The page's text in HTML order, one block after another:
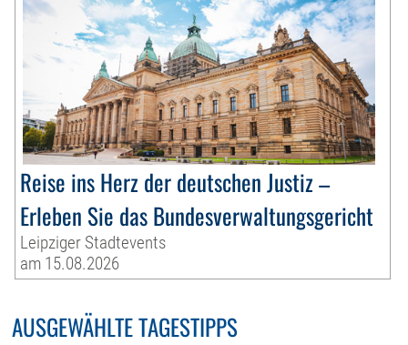
Reise ins Herz der deutschen Justiz –
Erleben Sie das Bundesverwaltungsgericht
Leipziger Stadtevents
am 15.08.2026
AUSGEWÄHLTE TAGESTIPPS